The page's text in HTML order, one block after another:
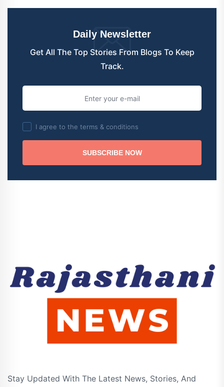
Daily Newsletter
Get All The Top Stories From Blogs To Keep
Track.
I agree to the terms & conditions
SUBSCRIBE NOW
Stay Updated With The Latest News, Stories, And